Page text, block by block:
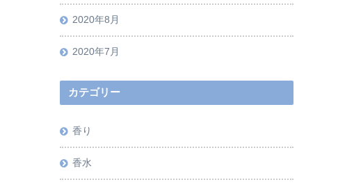
2020年8月
2020年7月
カテゴリー
香り
香水